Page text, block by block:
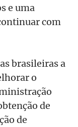
e uma
com
brasileiras a
o
de
de